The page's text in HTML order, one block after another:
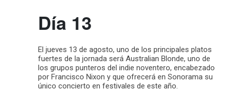
Día 13
El jueves 13 de agosto, uno de los principales platos
fuertes de la jornada será Australian Blonde, uno de
los grupos punteros del indie noventero, encabezado
por Francisco Nixon y que ofrecerá en Sonorama su
único concierto en festivales de este año.